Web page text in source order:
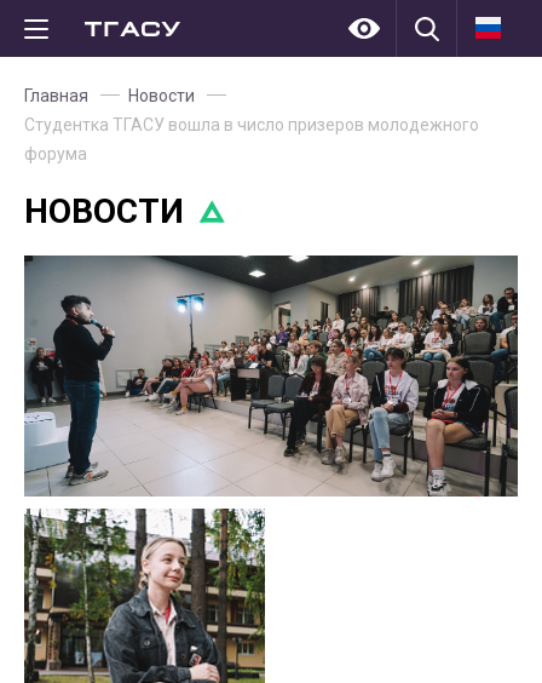
Главная
Новости
Студентка ТГАСУ вошла в число призеров молодежного
форума
НОВОСТИ